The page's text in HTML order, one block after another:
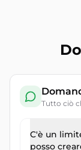
Tutto ciò
C'è un
posso